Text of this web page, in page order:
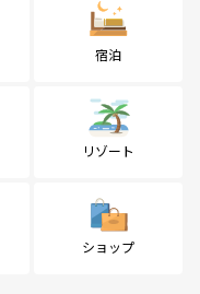
宿泊
リゾート
ショップ